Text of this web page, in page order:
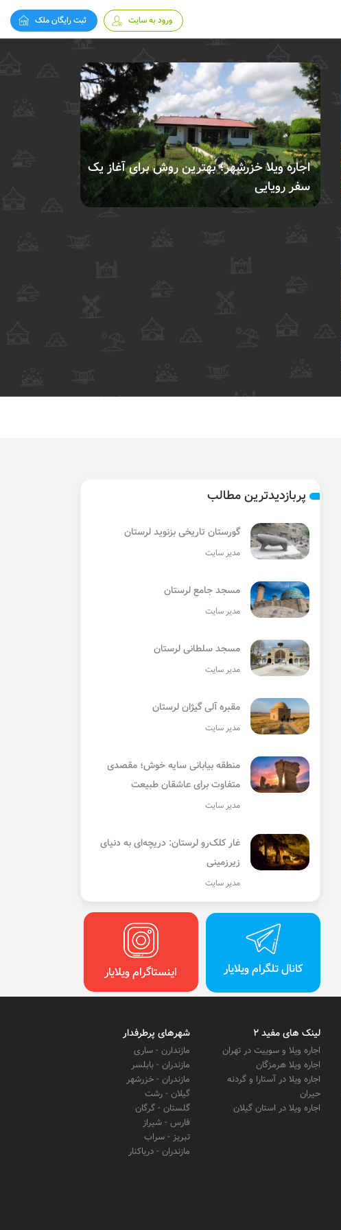
ورود به سایت ثبت رایگان ملک
اجاره ویلا خزرشهر؛ بهترین روش برای آغاز یک
سفر رویایی
پربازدیدترین مطالب
گورستان تاریخی بزنوید لرستان
مدیر سایت
مسجد جامع لرستان
مدیر سایت
مسجد سلطانی لرستان
مدیر سایت
مقبره آلی گیژان لرستان
مدیر سایت
منطقه بیابانی سایه خوش؛ مقصدی
متفاوت برای عاشقان طبیعت
مدیر سایت
غار کلک‌رو لرستان: دریچه‌ای به دنیای
زیرزمینی
مدیر سایت
کانال تلگرام ویلایار اینستاگرام ویلایار
لینک های مفید 2
اجاره ویلا و سوییت در تهران
اجاره ویلا هرمزگان
اجاره ویلا در آستارا و گردنه
حیران
اجاره ویلا در استان گیلان
شهرهای پرطرفدار
مازندارن - ساری
مازندران - بابلسر
مازندران - خزرشهر
گیلان - رشت
گلستان - گرگان
فارس - شیراز
تبریز - سراب
مازندران - دریاکنار